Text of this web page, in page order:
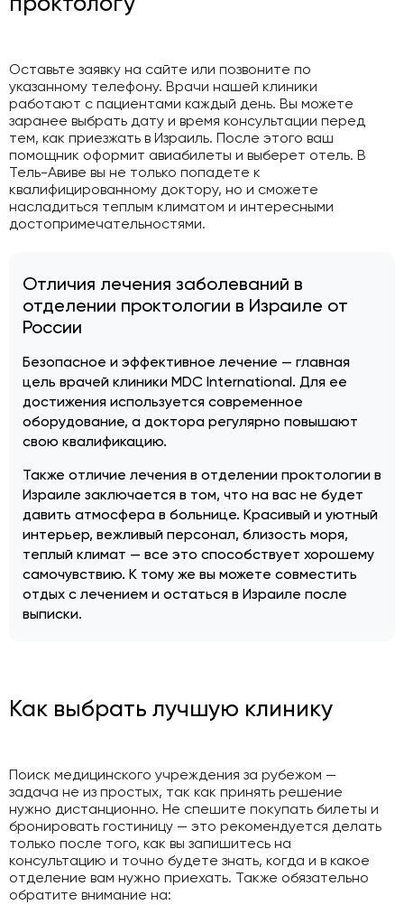
Оставьте заявку на сайте или позвоните по
указанному телефону. Врачи нашей клиники
работают с пациентами каждый день. Вы можете
заранее выбрать дату и время консультации перед
тем, как приезжать в Израиль. После этого ваш
помощник оформит авиабилеты и выберет отель. В
Тель-Авиве вы не только попадете к
квалифицированному доктору, но и сможете
насладиться теплым климатом и интересными
достопримечательностями.
Отличия лечения заболеваний в
отделении проктологии в Израиле от
России
Безопасное и эффективное лечение — главная
цель врачей клиники MDC International. Для ее
достижения используется современное
оборудование, а доктора регулярно повышают
свою квалификацию.
Также отличие лечения в отделении проктологии в
Израиле заключается в том, что на вас не будет
давить атмосфера в больнице. Красивый и уютный
интерьер, вежливый персонал, близость моря,
теплый климат — все это способствует хорошему
самочувствию. К тому же вы можете совместить
отдых с лечением и остаться в Израиле после
выписки.
Как выбрать лучшую клинику
Поиск медицинского учреждения за рубежом —
задача не из простых, так как принять решение
нужно дистанционно. Не спешите покупать билеты и
бронировать гостиницу — это рекомендуется делать
только после того, как вы запишитесь на
консультацию и точно будете знать, когда и в какое
отделение вам нужно приехать. Также обязательно
обратите внимание на: